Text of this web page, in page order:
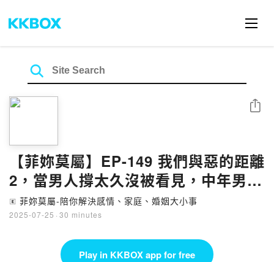
【菲妳莫屬】EP-149 我們與惡的距離
2，當男人撐太久沒被看見，中年男人
的三個恐懼你不可不知
🄴 菲妳莫屬-陪你解決感情、家庭、婚姻大小事
2025-07-25 · 30 minutes
Share
Play in KKBOX app for free